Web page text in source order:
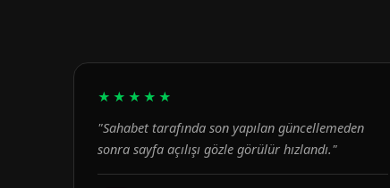
★★★★★
"Sahabet tarafında son yapılan güncellemeden
sonra sayfa açılışı gözle görülür hızlandı."